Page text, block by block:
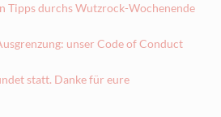
Tipps durchs Wutzrock-Wochenende
unser Code of Conduct
statt. Danke für eure